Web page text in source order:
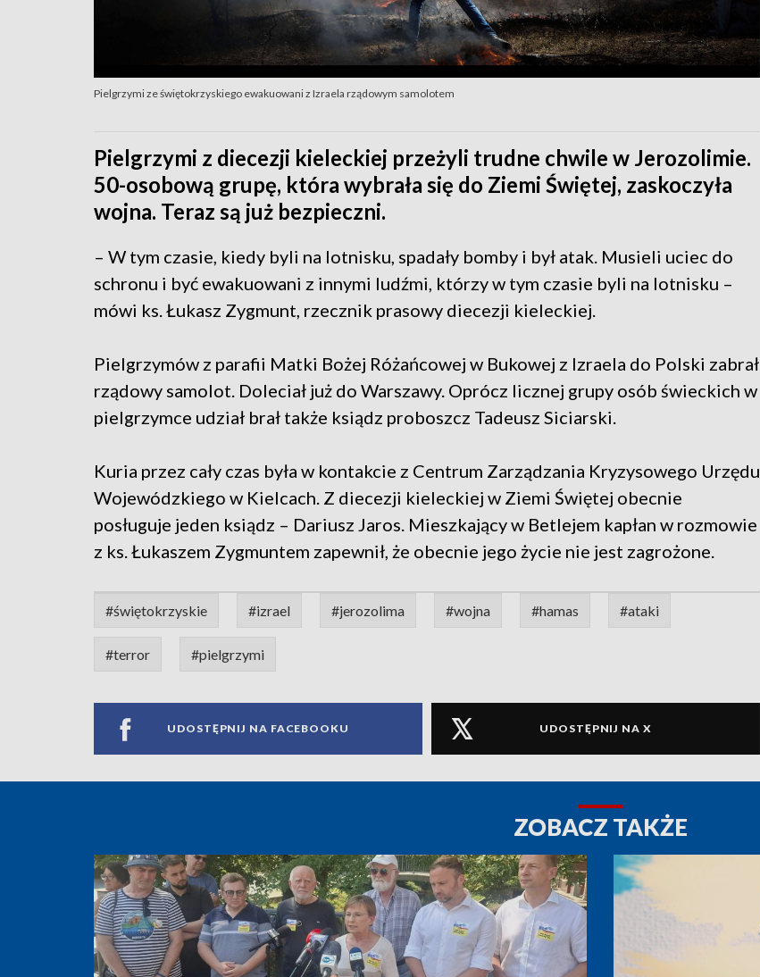
Pielgrzymi ze świętokrzyskiego ewakuowani z Izraela rządowym samolotem
Pielgrzymi z diecezji kieleckiej przeżyli trudne chwile w Jerozolimie.
50-osobową grupę, która wybrała się do Ziemi Świętej, zaskoczyła
wojna. Teraz są już bezpieczni.
– W tym czasie, kiedy byli na lotnisku, spadały bomby i był atak. Musieli uciec do
schronu i być ewakuowani z innymi ludźmi, którzy w tym czasie byli na lotnisku –
mówi ks. Łukasz Zygmunt, rzecznik prasowy diecezji kieleckiej.
Pielgrzymów z parafii Matki Bożej Różańcowej w Bukowej z Izraela do Polski zabrał
rządowy samolot. Doleciał już do Warszawy. Oprócz licznej grupy osób świeckich w
pielgrzymce udział brał także ksiądz proboszcz Tadeusz Siciarski.
Kuria przez cały czas była w kontakcie z Centrum Zarządzania Kryzysowego Urzędu
Wojewódzkiego w Kielcach. Z diecezji kieleckiej w Ziemi Świętej obecnie
posługuje jeden ksiądz – Dariusz Jaros. Mieszkający w Betlejem kapłan w rozmowie
z ks. Łukaszem Zygmuntem zapewnił, że obecnie jego życie nie jest zagrożone.
#świętokrzyskie #izrael #jerozolima #wojna #hamas #ataki
#terror #pielgrzymi
UDOSTĘPNIJ NA FACEBOOKU UDOSTĘPNIJ NA X
ZOBACZ TAKŻE